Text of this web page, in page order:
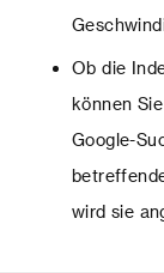
Ob die
können
Google-
wird sie